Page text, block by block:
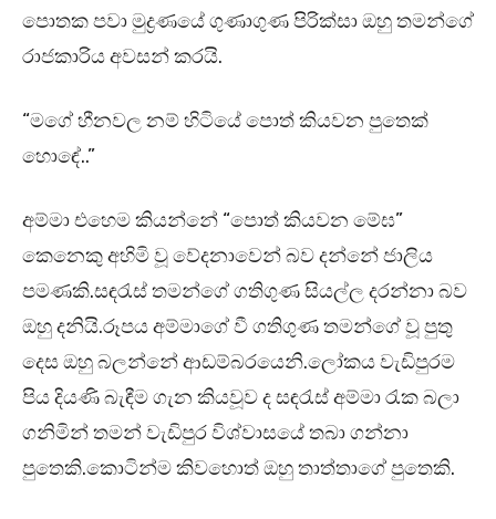
පොතක පවා මුද්‍රණයේ ගුණාගුණ පිරික්සා ඔහු තමන්ගේ
රාජකාරිය අවසන් කරයි.
“මගේ හීනවල නම් හිටියේ පොත් කියවන පුතෙක්
හොඳේ..”
අම්මා එහෙම කියන්නේ “පොත් කියවන මේඝ”
කෙනෙකු අහිමි වූ වේදනාවෙන් බව දන්නේ ජාලිය
පමණකි.සඳරැස් තමන්ගේ ගතිගුණ සියල්ල දරන්නා බව
ඔහු දනියි.රූපය අම්මාගේ වී ගතිගුණ තමන්ගේ වූ පුතු
දෙස ඔහු බලන්නේ ආඩම්බරයෙනි.ලෝකය වැඩිපුරම
පිය දියණි බැඳීම ගැන කියවූව ද සඳරැස් අම්මා රැක බලා
ගනිමින් තමන් වැඩිපුර විශ්වාසයේ තබා ගන්නා
පුතෙකි.කොටින්ම කිවහොත් ඔහු තාත්තාගේ පුතෙකි.